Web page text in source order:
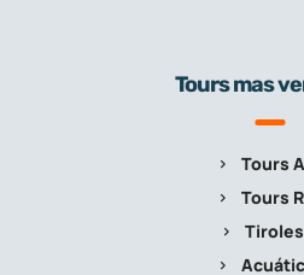
Tours mas
Tours
Tours